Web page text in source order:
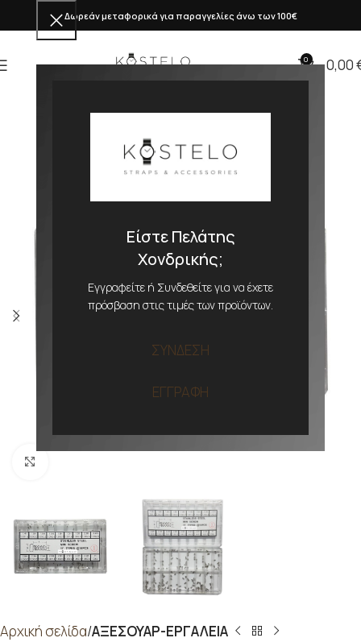
Είστε Πελάτης
Χονδρικής;
Εγγραφείτε ή Συνδεθείτε για να έχετε
πρόσβαση στις τιμές των προϊόντων.
ΣΥΝΔΕΣΗ
ΕΓΓΡΑΦΗ
Δωρεάν μεταφορικά για παραγγελίες άνω των 100€
0 0,00
Αρχική σελίδα ΑΞΕΣΟΥΑΡ-ΕΡΓΑΛΕΙΑ